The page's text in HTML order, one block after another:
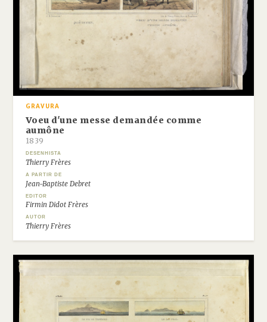
GRAVURA
Voeu d'une messe demandée comme
aumône
1839
DESENHISTA
Thierry Frères
A PARTIR DE
Jean-Baptiste Debret
EDITOR
Firmin Didot Frères
AUTOR
Thierry Frères